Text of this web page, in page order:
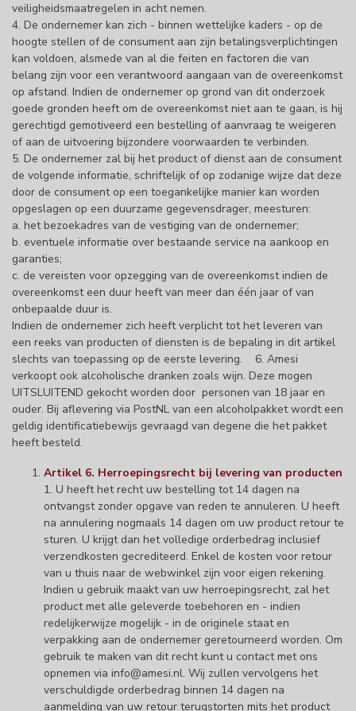
veiligheidsmaatregelen in acht nemen.
4. De ondernemer kan zich - binnen wettelijke kaders - op de
hoogte stellen of de consument aan zijn betalingsverplichtingen
kan voldoen, alsmede van al die feiten en factoren die van
belang zijn voor een verantwoord aangaan van de overeenkomst
op afstand. Indien de ondernemer op grond van dit onderzoek
goede gronden heeft om de overeenkomst niet aan te gaan, is hij
gerechtigd gemotiveerd een bestelling of aanvraag te weigeren
of aan de uitvoering bijzondere voorwaarden te verbinden.
5. De ondernemer zal bij het product of dienst aan de consument
de volgende informatie, schriftelijk of op zodanige wijze dat deze
door de consument op een toegankelijke manier kan worden
opgeslagen op een duurzame gegevensdrager, meesturen:
a. het bezoekadres van de vestiging van de ondernemer;
b. eventuele informatie over bestaande service na aankoop en
garanties;
c. de vereisten voor opzegging van de overeenkomst indien de
overeenkomst een duur heeft van meer dan één jaar of van
onbepaalde duur is.
Indien de ondernemer zich heeft verplicht tot het leveren van
een reeks van producten of diensten is de bepaling in dit artikel
slechts van toepassing op de eerste levering. 6. Amesi
verkoopt ook alcoholische dranken zoals wijn. Deze mogen
UITSLUITEND gekocht worden door personen van 18 jaar en
ouder. Bij aflevering via PostNL van een alcoholpakket wordt een
geldig identificatiebewijs gevraagd van degene die het pakket
heeft besteld.
Artikel 6. Herroepingsrecht bij levering van producten
1. U heeft het recht uw bestelling tot 14 dagen na
ontvangst zonder opgave van reden te annuleren. U heeft
na annulering nogmaals 14 dagen om uw product retour te
sturen. U krijgt dan het volledige orderbedrag inclusief
verzendkosten gecrediteerd. Enkel de kosten voor retour
van u thuis naar de webwinkel zijn voor eigen rekening.
Indien u gebruik maakt van uw herroepingsrecht, zal het
product met alle geleverde toebehoren en - indien
redelijkerwijze mogelijk - in de originele staat en
verpakking aan de ondernemer geretourneerd worden. Om
gebruik te maken van dit recht kunt u contact met ons
opnemen via info@amesi.nl. Wij zullen vervolgens het
verschuldigde orderbedrag binnen 14 dagen na
aanmelding van uw retour terugstorten mits het product